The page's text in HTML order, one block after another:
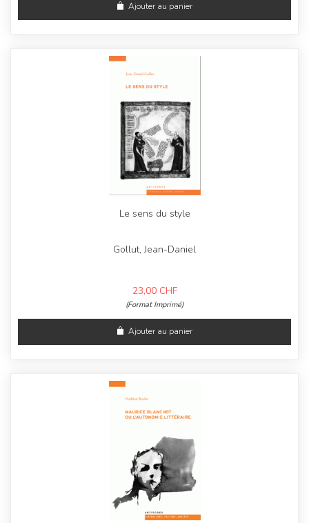
Ajouter au panier
Le sens du style
Gollut, Jean-Daniel
23,00 CHF
(Format Imprimé)
Ajouter au panier